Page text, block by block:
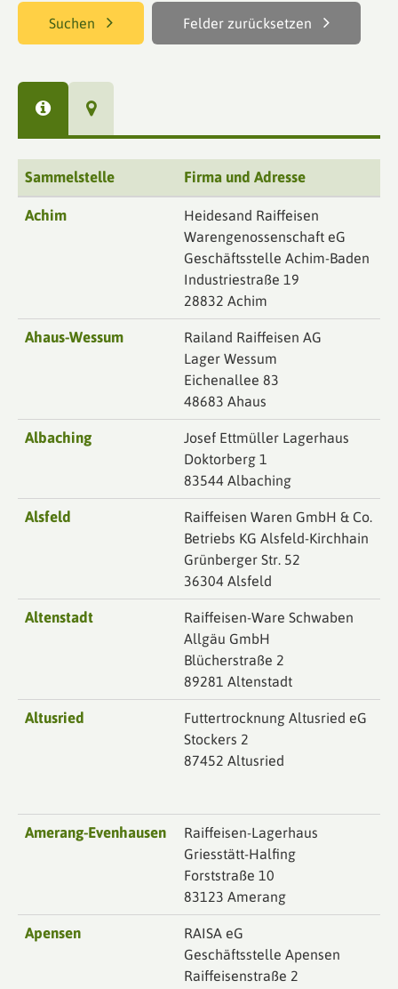
Suchen Felder zurücksetzen
Sammelstelle Firma und Adresse
Achim
Heidesand Raiffeisen
Warengenossenschaft eG
Geschäftsstelle Achim-Baden
Industriestraße 19
28832 Achim
Ahaus-Wessum
Railand Raiffeisen AG
Lager Wessum
Eichenallee 83
48683 Ahaus
Albaching
Josef Ettmüller Lagerhaus
Doktorberg 1
83544 Albaching
Alsfeld
Raiffeisen Waren GmbH & Co.
Betriebs KG Alsfeld-Kirchhain
Grünberger Str. 52
36304 Alsfeld
Altenstadt
Raiffeisen-Ware Schwaben
Allgäu GmbH
Blücherstraße 2
89281 Altenstadt
Altusried
Futtertrocknung Altusried eG
Stockers 2
87452 Altusried
Amerang-Evenhausen
Raiffeisen-Lagerhaus
Griesstätt-Halfing
Forststraße 10
83123 Amerang
Apensen
RAISA eG
Geschäftsstelle Apensen
Raiffeisenstraße 2